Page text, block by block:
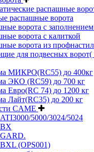
распашные
распашные ворота
ворота с заполнением
ворота с калиткой
ворота из
для подвесных ворот(
МИКРО(RC55) до 400кг
ЭКО (RC59) до 700 кг
Евро(RC 74) до 1200 кг
Лайт(RC35) до 200 кг
CAME
5000/3024/5024
(OPS001)